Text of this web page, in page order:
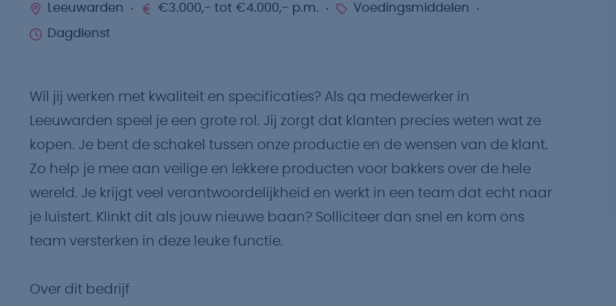
Leeuwarden €3.000,- tot €4.000,- p.m. Voedingsmiddelen
Dagdienst
Wil jij werken met kwaliteit en specificaties? Als qa medewerker in
Leeuwarden speel je een grote rol. Jij zorgt dat klanten precies weten wat ze
kopen. Je bent de schakel tussen onze productie en de wensen van de klant.
Zo help je mee aan veilige en lekkere producten voor bakkers over de hele
wereld. Je krijgt veel verantwoordelijkheid en werkt in een team dat echt naar
je luistert. Klinkt dit als jouw nieuwe baan? Solliciteer dan snel en kom ons
team versterken in deze leuke functie.
Over dit bedrijf